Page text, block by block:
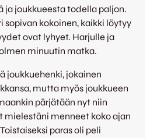
ja joukkueesta todella paljon.
sopivan kokoinen, kaikki löytyy
ovat lyhyet. Harjulle ja
minuutin matka.
joukkuehenki, jokainen
mutta myös joukkueen
pärjätään nyt niin
mielestäni menneet koko ajan
paras oli peli